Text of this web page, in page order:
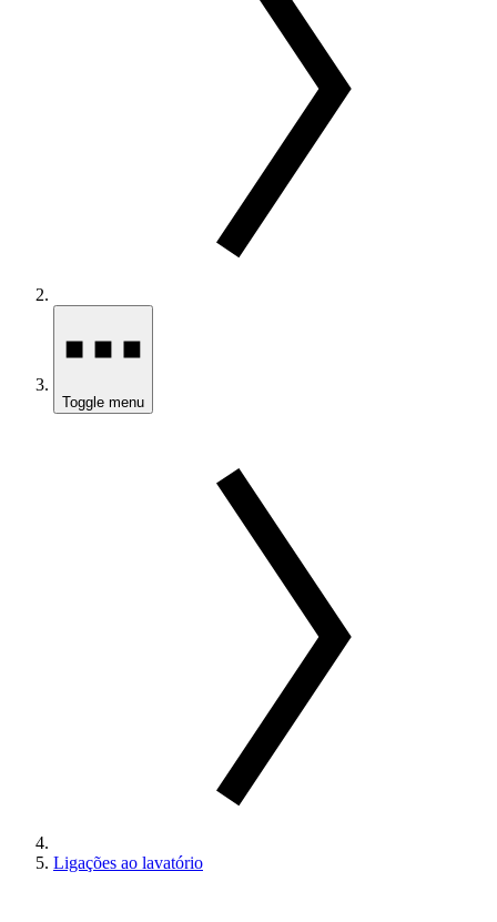
Toggle menu
Ligações ao lavatório